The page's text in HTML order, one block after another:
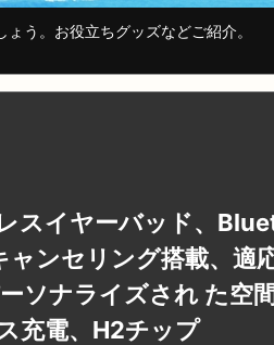
う。お役立ちグッズなどご紹介。
スイヤーバッド、
ンセリング搭載、適
ソナライズされ た空
充電、H2チップ